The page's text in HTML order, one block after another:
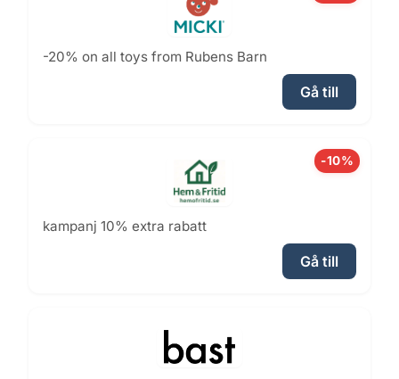
-20% on all toys from Rubens Barn
Gå till
-10%
kampanj 10% extra rabatt
Gå till